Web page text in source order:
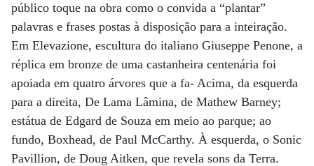
público toque na obra como o convida a “plantar”
palavras e frases postas à disposição para a inteiração.
Em Elevazione, escultura do italiano Giuseppe Penone, a
réplica em bronze de uma castanheira centenária foi
apoiada em quatro árvores que a fa- Acima, da esquerda
para a direita, De Lama Lâmina, de Mathew Barney;
estátua de Edgard de Souza em meio ao parque; ao
fundo, Boxhead, de Paul McCarthy. À esquerda, o Sonic
Pavillion, de Doug Aitken, que revela sons da Terra.